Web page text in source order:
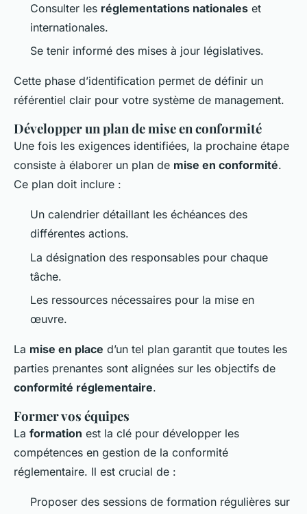
Consulter les réglementations nationales et
internationales.
Se tenir informé des mises à jour législatives.
Cette phase d’identification permet de définir un
référentiel clair pour votre système de management.
Développer un plan de mise en conformité
Une fois les exigences identifiées, la prochaine étape
consiste à élaborer un plan de mise en conformité.
Ce plan doit inclure :
Un calendrier détaillant les échéances des
différentes actions.
La désignation des responsables pour chaque
tâche.
Les ressources nécessaires pour la mise en
œuvre.
La mise en place d’un tel plan garantit que toutes les
parties prenantes sont alignées sur les objectifs de
conformité réglementaire.
Former vos équipes
La formation est la clé pour développer les
compétences en gestion de la conformité
réglementaire. Il est crucial de :
Proposer des sessions de formation régulières sur